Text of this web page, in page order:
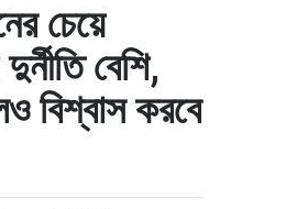
চেয়ে
বেশি,
বিশ্বাস করবে